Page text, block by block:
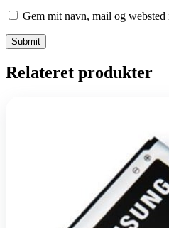
Gem mit navn, mail og
Relateret produkter